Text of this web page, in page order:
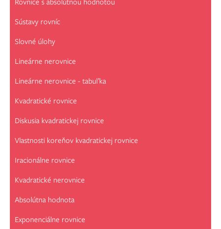
Sústavy rovníc
Slovné úlohy
Lineárne nerovnice
Lineárne nerovnice - tabuľka
Kvadratické rovnice
Diskusia kvadratickej rovnice
Vlastnosti koreňov kvadratickej rovnice
Iracionálne rovnice
Kvadratické nerovnice
Absolútna hodnota
Exponenciálne rovnice